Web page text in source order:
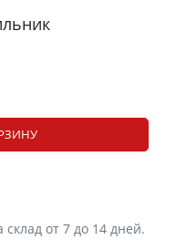
от 7 до 14 дней.